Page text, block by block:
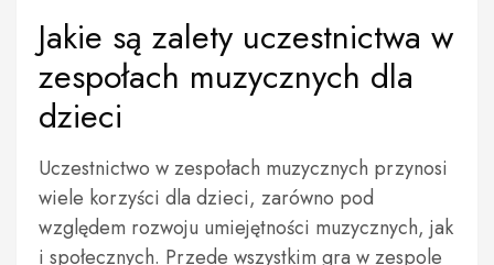
Jakie są zalety uczestnictwa w
zespołach muzycznych dla
dzieci
Uczestnictwo w zespołach muzycznych przynosi
wiele korzyści dla dzieci, zarówno pod
względem rozwoju umiejętności muzycznych, jak
i społecznych. Przede wszystkim gra w zespole